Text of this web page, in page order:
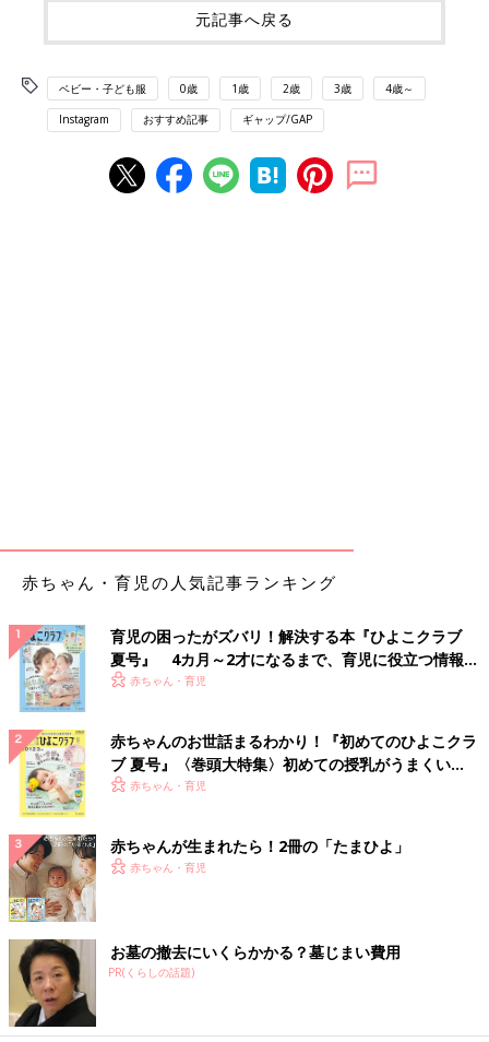
元記事へ戻る
ベビー・子ども服 0歳 1歳 2歳 3歳 4歳～
Instagram おすすめ記事 ギャップ/GAP
赤ちゃん・育児の人気記事ランキング
育児の困ったがズバリ！解決する本『ひよこクラブ
夏号』 4カ月～2才になるまで、育児に役立つ情報が
いっぱい！
赤ちゃん・育児
赤ちゃんのお世話まるわかり！『初めてのひよこクラ
ブ 夏号』〈巻頭大特集〉初めての授乳がうまくい
く！ おっぱい・ミルクの基本と夏のトラブル 解決テ
赤ちゃん・育児
赤ちゃんが生まれたら！2冊の「たまひよ」
赤ちゃん・育児
お墓の撤去にいくらかかる？墓じまい費用
PR(くらしの話題)